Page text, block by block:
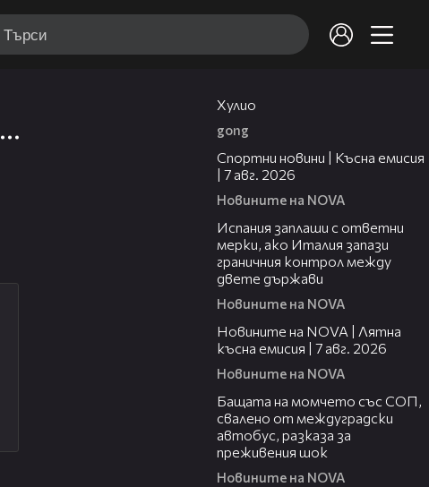
Хулио
gong
Спортни новини | Късна емисия
| 7 авг. 2026
Новините на NOVA
Испания заплаши с ответни
мерки, ако Италия запази
граничния контрол между
двете държави
Новините на NOVA
Новините на NOVA | Лятна
късна емисия | 7 авг. 2026
Новините на NOVA
Бащата на момчето със СОП,
свалено от междуградски
автобус, разказа за
преживения шок
Новините на NOVA